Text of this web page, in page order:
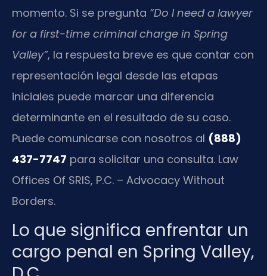
momento. Si se pregunta “Do I need a lawyer
for a first-time criminal charge in Spring
Valley”, la respuesta breve es que contar con
representación legal desde las etapas
iniciales puede marcar una diferencia
determinante en el resultado de su caso.
Puede comunicarse con nosotros al (888)
437-7747 para solicitar una consulta. Law
Offices Of SRIS, P.C. – Advocacy Without
Borders.
Lo que significa enfrentar un
cargo penal en Spring Valley,